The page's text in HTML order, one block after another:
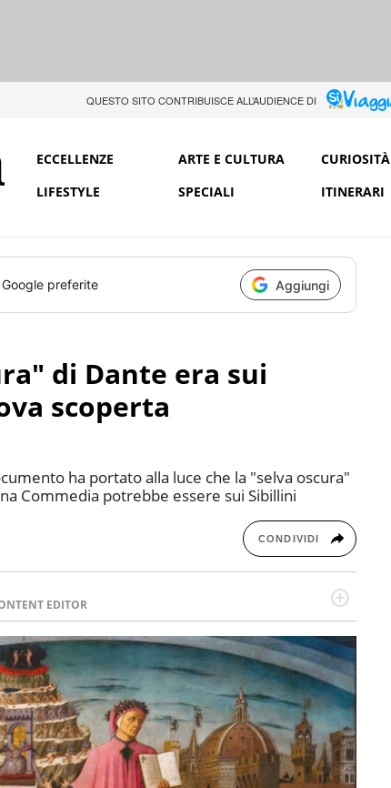
QUESTO SITO CONTRIBUISCE ALL’AUDIENCE DI
ECCELLENZE ARTE E CULTURA CURIOSITÀ
LIFESTYLE
SPECIALI ITINERARI
preferite Aggiungi
di Dante era sui
scoperta
ha portato alla luce che la "selva oscura"
Commedia potrebbe essere sui Sibillini
CONDIVIDI
EDITOR
trail running e di yoga, ama scoprire nuovi posti e
e intraprendente adora leggere ma